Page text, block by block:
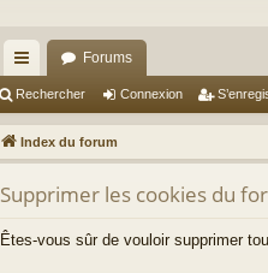
cc
ès
ra
pi
de
Forums
Rechercher Connexion
Index du forum
Supprimer les cookies du
Êtes-vous sûr de vouloir supprimer